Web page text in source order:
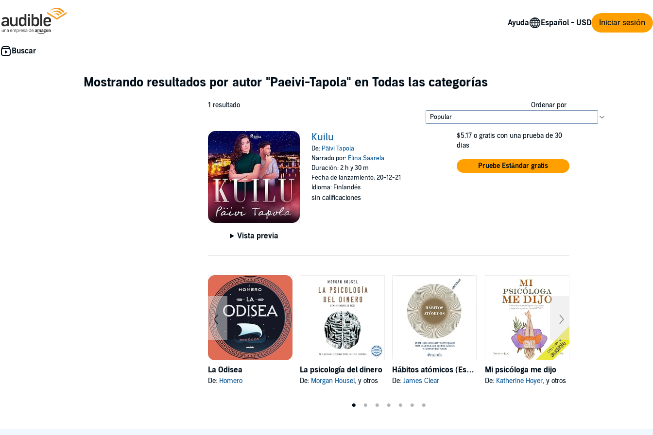
Ayuda Iniciar sesión
Mostrando resultados por autor "Paeivi-Tapola" en Todas las categorías
1 resultado Ordenar por
Vista previa
Kuilu
De: Päivi Tapola
Narrado por: Elina Saarela
Duración: 2 h y 30 m
Fecha de lanzamiento: 20-12-21
Idioma: Finlandés
sin calificaciones
$5.17 o gratis con una prueba de 30
días
Pruebe Estándar gratis
La Odisea
De: Homero
La psicología del dinero
De: Morgan Housel, y otros
Hábitos atómicos (Español neutro)
De: James Clear
Mi psicóloga me dijo
De: Katherine Hoyer, y otros